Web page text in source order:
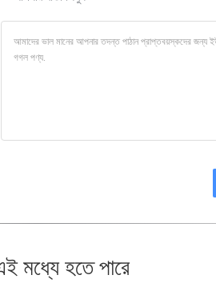
মধ্যে হতে পারে